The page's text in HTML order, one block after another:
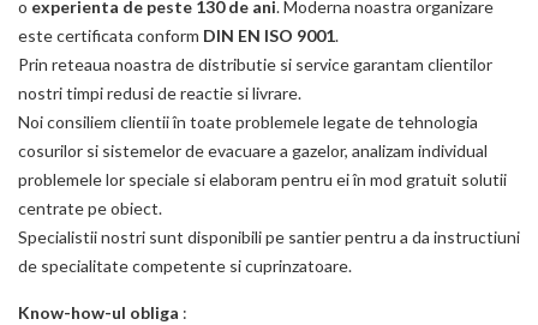
o experienta de peste 130 de ani. Moderna noastra organizare
este certificata conform DIN EN ISO 9001.
Prin reteaua noastra de distributie si service garantam clientilor
nostri timpi redusi de reactie si livrare.
Noi consiliem clientii în toate problemele legate de tehnologia
cosurilor si sistemelor de evacuare a gazelor, analizam individual
problemele lor speciale si elaboram pentru ei în mod gratuit solutii
centrate pe obiect.
Specialistii nostri sunt disponibili pe santier pentru a da instructiuni
de specialitate competente si cuprinzatoare.
Know-how-ul obliga :